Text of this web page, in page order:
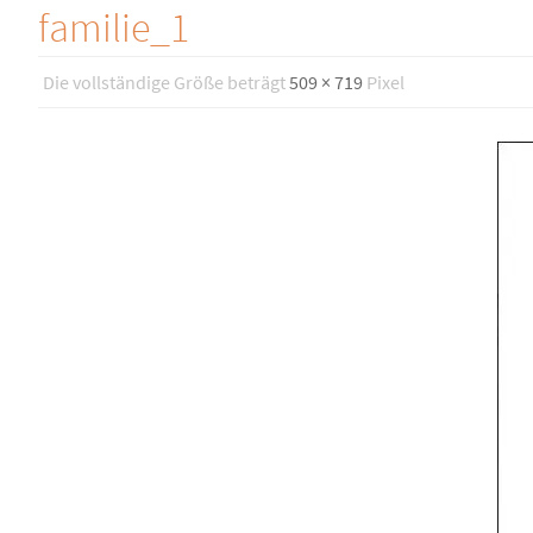
familie_1
Die vollständige Größe beträgt509 × 719 Pixel